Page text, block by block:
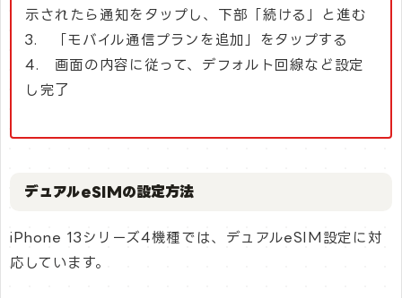
示されたら通知をタップし、下部「続ける」と進む
3. 「モバイル通信プランを追加」をタップする
4. 画面の内容に従って、デフォルト回線など設定
し完了
デュアルeSIMの設定方法
iPhone 13シリーズ4機種では、デュアルeSIM設定に対
応しています。